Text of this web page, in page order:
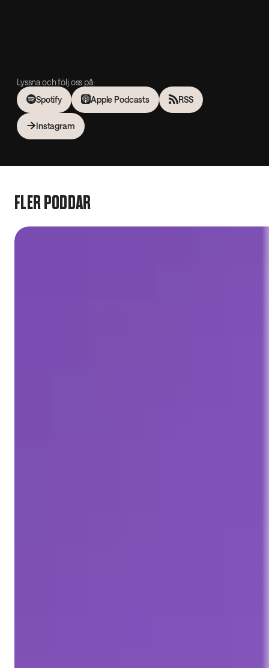
Lyssna och följ oss på:
Spotify
Apple Podcasts RSS
Instagram
FLER PODDAR